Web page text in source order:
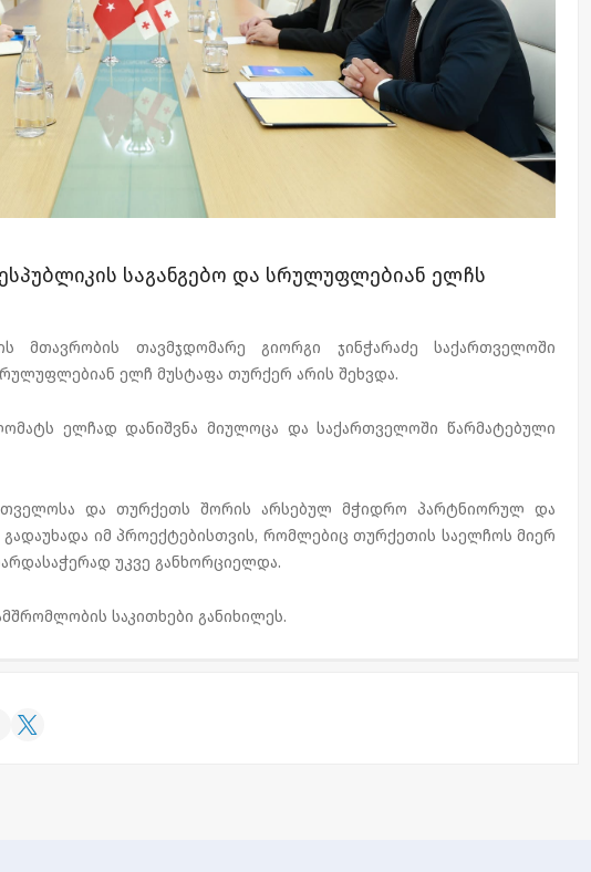
საგანგებო და სრულუფლებიან ელჩს
მთავრობის თავმჯდომარე გიორგი ჯინჭარაძე საქართველოში
ელჩ მუსტაფა თურქერ არის შეხვდა.
ელჩად დანიშვნა მიულოცა და საქართველოში წარმატებული
და თურქეთს შორის არსებულ მჭიდრო პარტნიორულ და
იმ პროექტებისთვის, რომლებიც თურქეთის საელჩოს მიერ
უკვე განხორციელდა.
საკითხები განიხილეს.